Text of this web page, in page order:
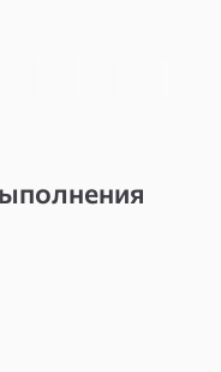
особый
на вашу
ваши